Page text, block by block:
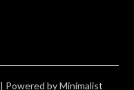
| Powered byMinimalist